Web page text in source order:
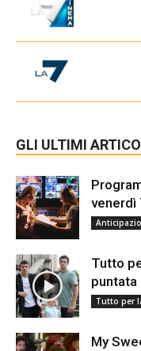
GLI ULTIMI
venerdì
Tutto
puntata
Tutto per
My